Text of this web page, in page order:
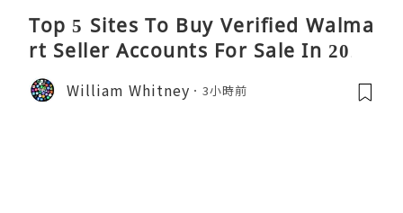
Top 5 Sites To Buy Verified Walma
rt Seller Accounts For Sale In 2026
William Whitney 3小時前